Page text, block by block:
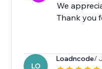
We
Thank you
LO
Loadncode/